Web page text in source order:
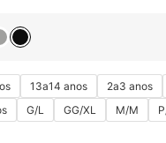
13a14 anos 2a3 anos
G/L GG/XL M/M